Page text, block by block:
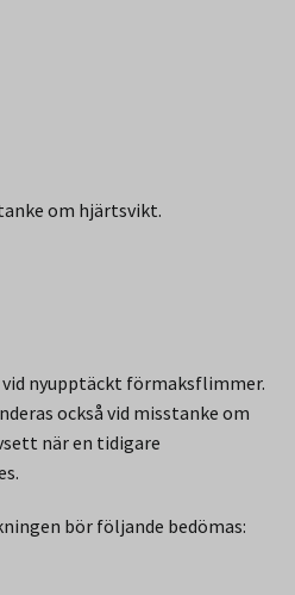
om hjärtsvikt.
nyupptäckt förmaksflimmer.
också vid misstanke om
när en tidigare
bör följande bedömas: